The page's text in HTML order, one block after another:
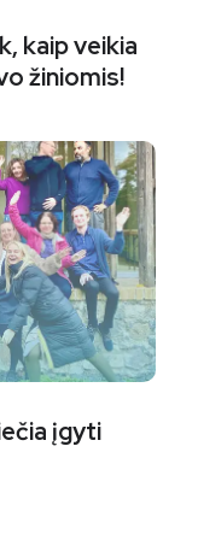
kaip veikia
žiniomis!
įgyti